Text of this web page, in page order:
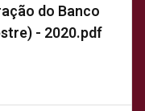
do Banco
- 2020.pdf